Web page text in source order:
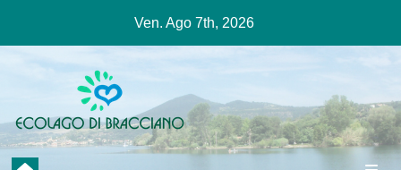
contenuto
Ven. Ago 7th, 2026